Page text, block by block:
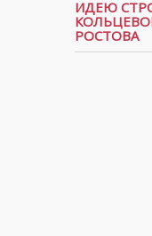
ИДЕЮ
РОСТОВА